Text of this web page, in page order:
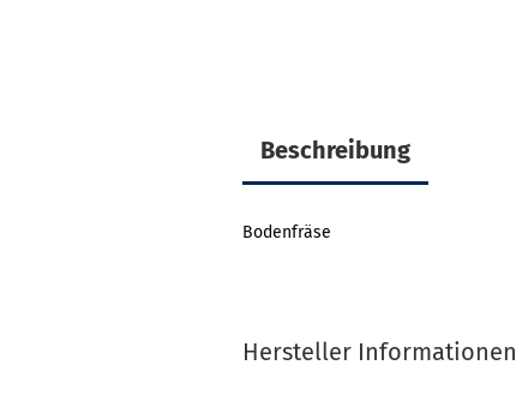
Beschreibung
Bodenfräse
Hersteller Informationen